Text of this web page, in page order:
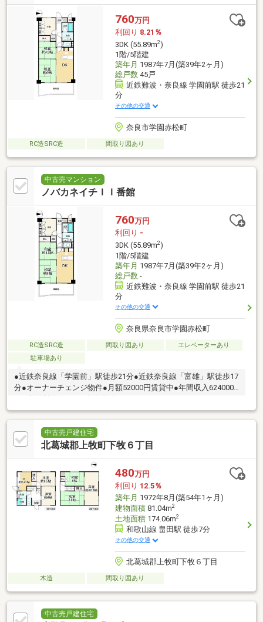
760万円
利回り 8.21％
3DK (55.89m2)
1階/5階建
築年月 1987年7月(築39年2ヶ月)
総戸数45戸
近鉄難波・奈良線 学園前駅 徒歩21
分
その他の交通
奈良市学園赤松町
RC造SRC造 間取り図あり
中古売マンション
ノバカネイチＩＩ番館
760万円
利回り -
3DK (55.89m2)
1階/5階建
築年月 1987年7月(築39年2ヶ月)
総戸数-
近鉄難波・奈良線 学園前駅 徒歩21
分
その他の交通
奈良県奈良市学園赤松町
RC造SRC造 間取り図あり
エレベーターあり
駐車場あり
●近鉄奈良線「学園前」駅徒歩21分●近鉄奈良線「富雄」駅徒歩17
分●オーナーチェンジ物件●月額52000円賃貸中●年間収入624000
円●表面利回り8.0%●専有面積55.89m2
中古売戸建住宅
北葛城郡上牧町下牧６丁目
480万円
利回り 12.5％
築年月 1972年8月(築54年1ヶ月)
建物面積81.04m2
土地面積174.06m2
和歌山線 畠田駅 徒歩7分
その他の交通
北葛城郡上牧町下牧６丁目
木造 間取り図あり
中古売戸建住宅